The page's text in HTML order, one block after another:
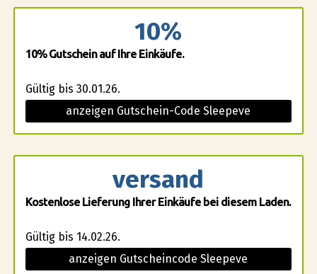
10%
10% Gutschein auf Ihre Einkäufe.
Gültig bis 30.01.26.
anzeigen Gutschein-Code Sleepeve
versand
Kostenlose Lieferung Ihrer Einkäufe bei diesem Laden.
Gültig bis 14.02.26.
anzeigen Gutscheincode Sleepeve